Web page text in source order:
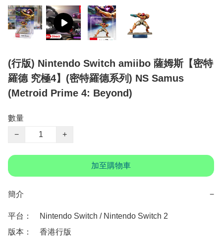
(行版) Nintendo Switch amiibo 薩姆斯【密特
羅德 究極4】(密特羅德系列) NS Samus
(Metroid Prime 4: Beyond)
數量
−
+
加至購物車
簡介 −
平台：　Nintendo Switch / Nintendo Switch 2
版本：　香港行版